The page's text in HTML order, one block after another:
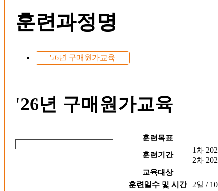
훈련과정명
'26년 구매원가교육
'26년 구매원가교육
훈련목표
훈련기간
1차
2차
교육대상
훈련일수 및 시간
2일 /